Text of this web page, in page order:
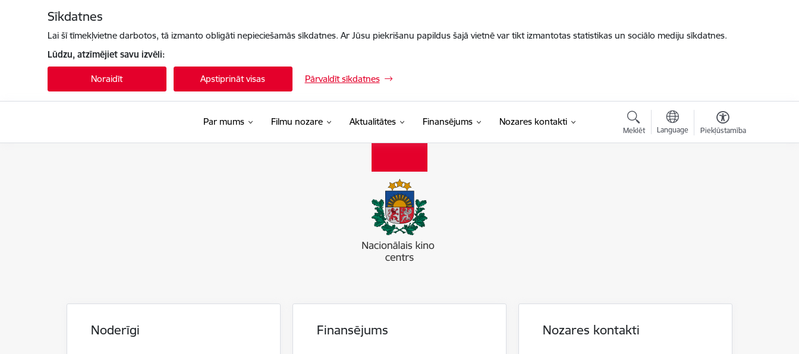
Sīkdatnes
Lai šī tīmekļvietne darbotos, tā izmanto obligāti nepieciešamās sīkdatnes. Ar Jūsu piekrišanu papildus šajā vietnē var tikt izmantotas statistikas un sociālo mediju sīkdatnes.
Lūdzu, atzīmējiet savu izvēli:
Noraidīt Apstiprināt visas Pārvaldīt sīkdatnes
Par mums Filmu nozare Aktualitātes Finansējums Nozares kontakti
Meklēt Language Piekļūstamība
Noderīgi Finansējums Nozares kontakti